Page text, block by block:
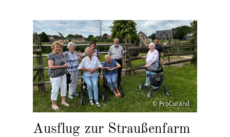
© ProCurand
Ausflug zur Straußenfarm